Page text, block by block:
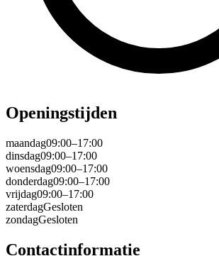
Openingstijden
maandag09:00–17:00
dinsdag09:00–17:00
woensdag09:00–17:00
donderdag09:00–17:00
vrijdag09:00–17:00
zaterdagGesloten
zondagGesloten
Contactinformatie